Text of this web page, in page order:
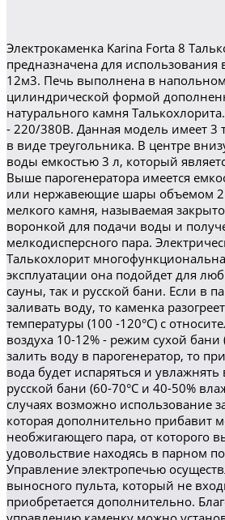
Электрокаменка Karina Forta 8
предназначена для
12м3. Печь выполнена в
цилиндрической формой
натурального камня
- 220/380В. Данная модель имеет 3
в виде треугольника. В центре
воды емкостью 3 л, который
Выше парогенератора имеется
или нержавеющие шары объемом
мелкого камня, называемая
воронкой для подачи воды и
мелкодисперсного пара.
Талькохлорит
эксплуатации она подойдет для
сауны, так и русской бани. Если в
заливать воду, то каменка
температуры (100 -120°C) с
воздуха 10-12% - режим сухой бани
залить воду в парогенератор, то
вода будет испаряться и
русской бани (60-70°C и 40-50%
случаях возможно использование
которая дополнительно прибавит
необжигающего пара, от которого
удовольствие находясь в парном
Управление электропечью
выносного пульта, который не
приобретается дополнительно.